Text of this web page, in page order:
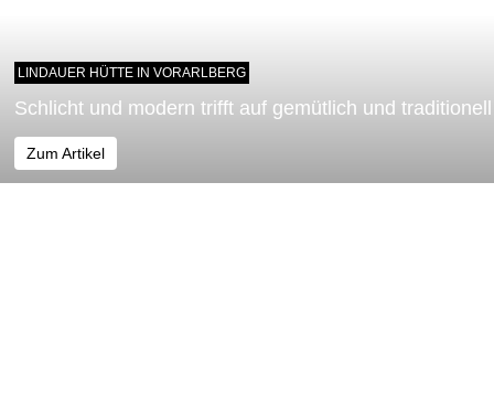
LINDAUER HÜTTE IN VORARLBERG
Schlicht und modern trifft auf gemütlich und traditionell
Zum Artikel